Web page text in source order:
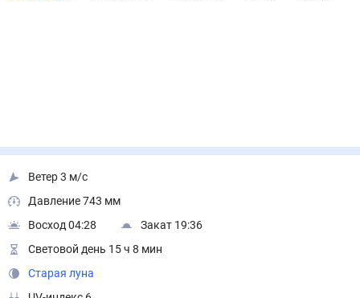
Ветер 3 м/с
Давление 743 мм
Восход 04:28
Закат 19:36
Световой день 15 ч 8 мин
Старая луна